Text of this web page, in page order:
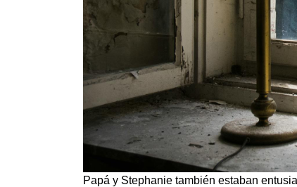
Papá y Stephanie también estaban